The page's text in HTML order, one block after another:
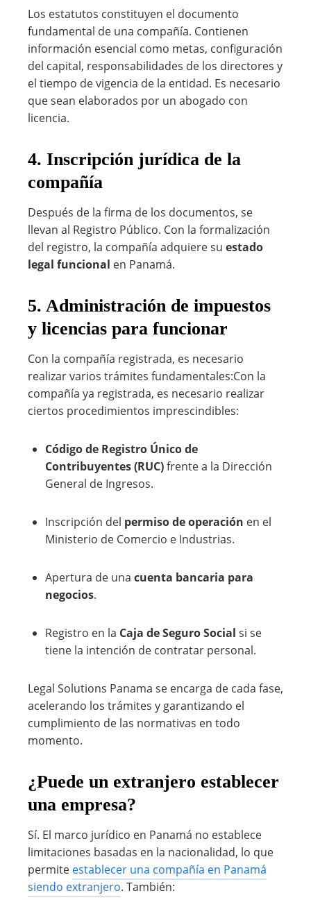
Los estatutos constituyen el documento
fundamental de una compañía. Contienen
información esencial como metas, configuración
del capital, responsabilidades de los directores y
el tiempo de vigencia de la entidad. Es necesario
que sean elaborados por un abogado con
licencia.
4. Inscripción jurídica de la
compañía
Después de la firma de los documentos, se
llevan al Registro Público. Con la formalización
del registro, la compañía adquiere su estado
legal funcional en Panamá.
5. Administración de impuestos
y licencias para funcionar
Con la compañía registrada, es necesario
realizar varios trámites fundamentales:Con la
compañía ya registrada, es necesario realizar
ciertos procedimientos imprescindibles:
Código de Registro Único de
Contribuyentes (RUC)frente a la Dirección
General de Ingresos.
Inscripción del permiso de operación en el
Ministerio de Comercio e Industrias.
Apertura de una cuenta bancaria para
negocios.
Registro en la Caja de Seguro Social si se
tiene la intención de contratar personal.
Legal Solutions Panama se encarga de cada fase,
acelerando los trámites y garantizando el
cumplimiento de las normativas en todo
momento.
¿Puede un extranjero establecer
una empresa?
Sí. El marco jurídico en Panamá no establece
limitaciones basadas en la nacionalidad, lo que
permite establecer una compañía en Panamá
siendo extranjero. También: